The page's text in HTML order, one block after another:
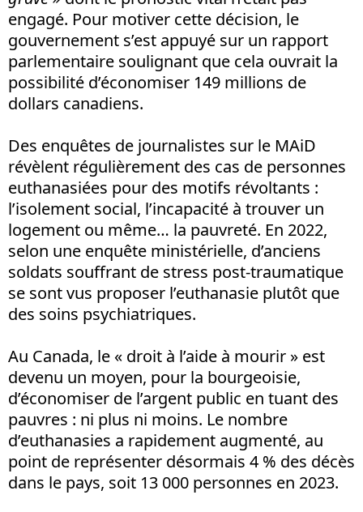
engagé. Pour motiver cette décision, le
gouvernement s’est appuyé sur un rapport
parlementaire soulignant que cela ouvrait la
possibilité d’économiser 149 millions de
dollars canadiens.
Des enquêtes de journalistes sur le MAiD
révèlent régulièrement des cas de personnes
euthanasiées pour des motifs révoltants :
l’isolement social, l’incapacité à trouver un
logement ou même… la pauvreté. En 2022,
selon une enquête ministérielle, d’anciens
soldats souffrant de stress post-traumatique
se sont vus proposer l’euthanasie plutôt que
des soins psychiatriques.
Au Canada, le « droit à l’aide à mourir » est
devenu un moyen, pour la bourgeoisie,
d’économiser de l’argent public en tuant des
pauvres : ni plus ni moins. Le nombre
d’euthanasies a rapidement augmenté, au
point de représenter désormais 4 % des décès
dans le pays, soit 13 000 personnes en 2023.